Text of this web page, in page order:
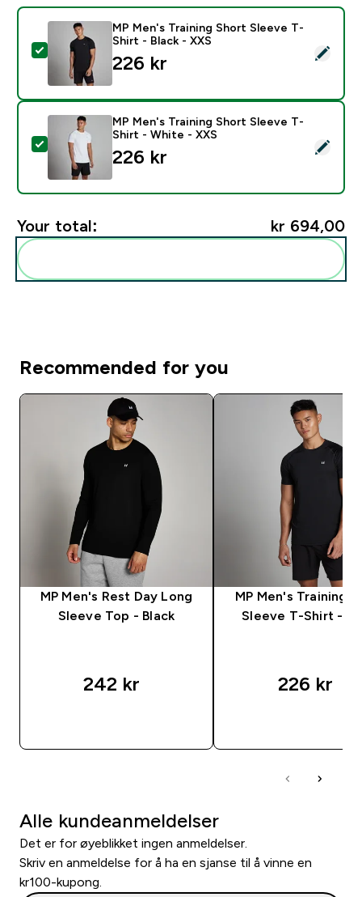
Select this product - MP Men's Training Short Sleeve
MP Men's Training Short Sleeve T-
Shirt - Black - XXS
226 kr‎
Select this product - MP Men's Training Short Sleeve
MP Men's Training Short Sleeve T-
Shirt - White - XXS
226 kr‎
Your total: kr 694,00‎
Recommended for you
MP Men's Rest Day Long
Sleeve Top - Black
242 kr‎
MP Men's Training
Sleeve T-Shirt -
226 kr‎
Alle kundeanmeldelser
Det er for øyeblikket ingen anmeldelser.
Skriv en anmeldelse for å ha en sjanse til å vinne en
kr100-kupong.